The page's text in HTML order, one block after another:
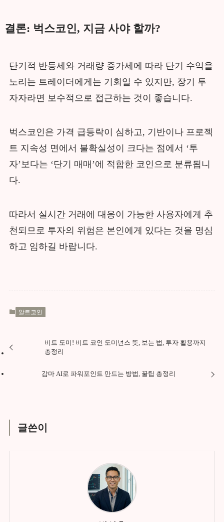
결론: 벅스코인, 지금 사야 할까?
단기적 반등세와 거래량 증가세에 따라 단기 수익을
노리는 트레이더에게는 기회일 수 있지만, 장기 투
자자라면 보수적으로 접근하는 것이 좋습니다.
벅스코인은 가격 급등락이 심하고, 기반이나 프로젝
트 지속성 면에서 불확실성이 크다는 점에서 ‘투
자’보다는 ‘단기 매매’에 적합한 코인으로 분류됩니
다.
따라서 실시간 거래에 대응이 가능한 사용자에게 추
천되므로 투자의 위험은 본인에게 있다는 것을 명심
하고 임하길 바랍니다.
알트코인
비트 도미! 비트 코인 도미넌스 뜻, 보는 법, 투자 활용까지
총정리
감마 AI로 파워포인트 만드는 방법, 꿀팁 총정리
글쓴이